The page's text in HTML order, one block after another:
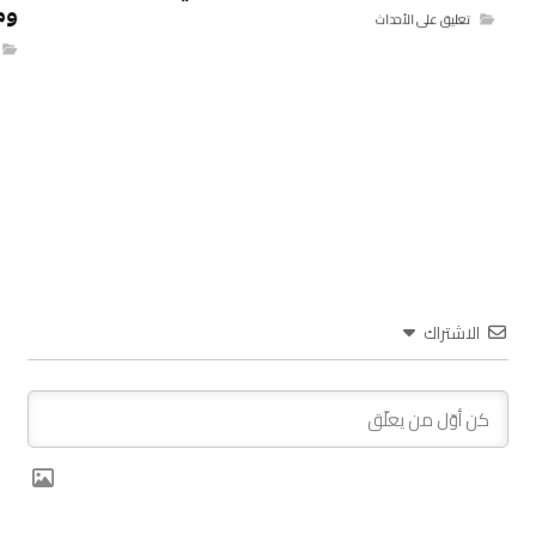
تعليق على الأحداث
الاشتراك